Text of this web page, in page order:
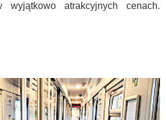
atrakcyjnych cenach.